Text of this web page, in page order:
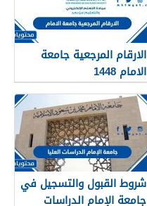
الارقام المرجعية جامعة
الامام 1448
شروط القبول والتسجيل في
جامعة الإمام الدراسات